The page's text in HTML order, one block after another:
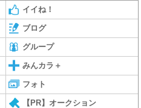
イイね！
ブログ
グループ
みんカラ＋
フォト
【PR】オークション